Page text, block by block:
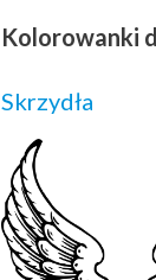
Kolorowanki
Skrzydła